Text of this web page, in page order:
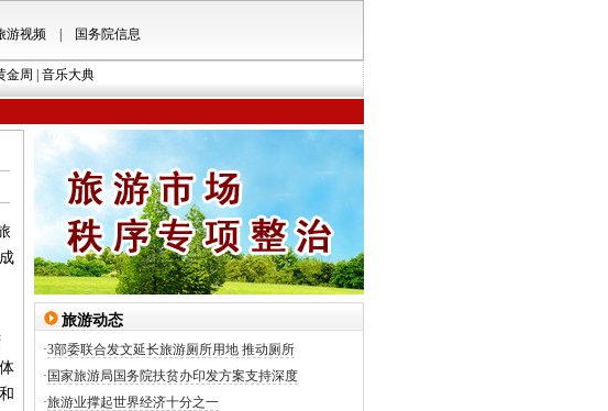
游视频| 国务院信息
金周 音乐大典
旅游动态
·3部委联合发文延长旅游厕所用地 推动厕所
· 国家旅游局国务院扶贫办印发方案支持深度
·旅游业撑起世界经济十分之一